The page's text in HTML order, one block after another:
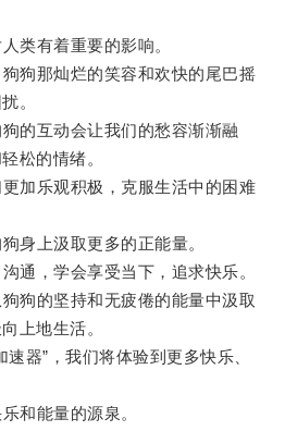
有着重要的影响。
那灿烂的笑容和欢快的尾巴摇
。
互动会让我们的愁容渐渐融
松的情绪。
乐观积极，克服生活中的困难
上汲取更多的正能量。
，学会享受当下，追求快乐。
的坚持和无疲倦的能量中汲取
上地生活。
器”，我们将体验到更多快乐、
能量的源泉。